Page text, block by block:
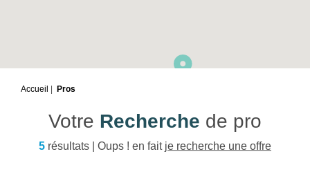
Accueil Pros
Votre Recherche de pro
5 résultats | Oups ! en fait je recherche une offre